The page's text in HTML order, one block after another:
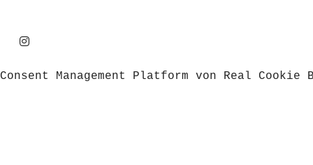
Consent Management Platform von Real Cookie